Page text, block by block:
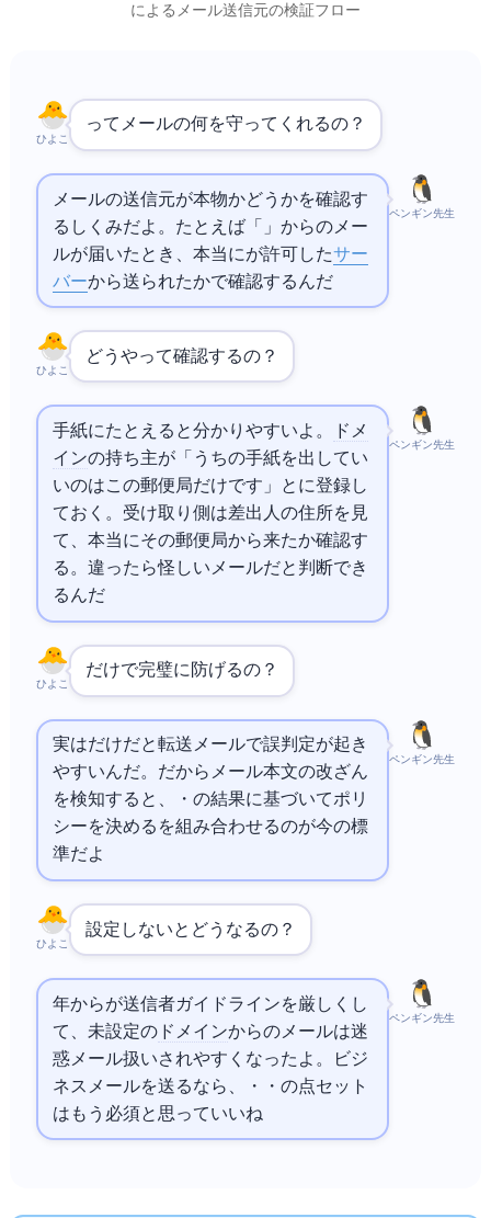
SPFによるメール送信元の検証フロー
ひよこ
SPFってメールの何を守ってくれるの？
ペンギン先生
メールの送信元が本物かどうかを確認す
るしくみだよ。たとえば「
」からのメー
ルが届いたとき、本当にが許可したサー
バーから送られたかで確認するんだ
ひよこ
どうやって確認するの？
ペンギン先生
手紙にたとえると分かりやすいよ。
ドメ
インの持ち主が「うちの手紙を出してい
いのはこの郵便局だけです」と に登録し
ておく。受け取り側は差出人の住所を見
て、本当にその郵便局から来たか確認す
る。違ったら怪しいメールだと判断でき
るんだ
ひよこ
SPFだけで完璧に防げるの？
ペンギン先生
実はSPFだけだと転送メールで誤判定が起き
やすいんだ。だからメール本文の改ざん
を検知する と、SPF・ の結果に基づいてポリ
シーを決める を組み合わせるのが今の標
準だよ
ひよこ
設定しないとどうなるの？
ペンギン先生
2024年からGmailが送信者ガイドラインを厳しくし
て、SPF未設定のドメインからのメールは迷
惑メール扱いされやすくなったよ。ビジ
ネスメールを送るなら、SPF・
・ の3点セット
はもう必須と思っていいね